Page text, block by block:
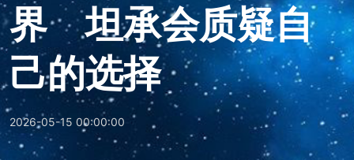
界 坦承会质疑自
己的选择
2026-05-15 00:00:00